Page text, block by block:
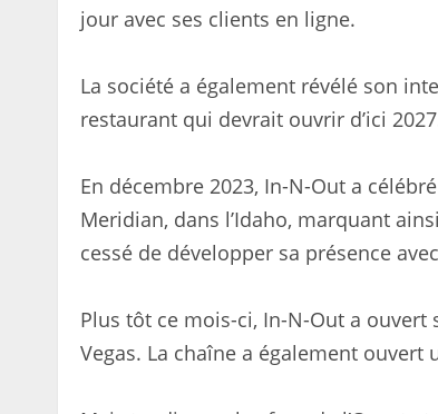
jour avec ses clients en ligne.
La société a également révélé son
restaurant qui devrait ouvrir d’ici
En décembre 2023, In-N-Out a
Meridian, dans l’Idaho, marquant
cessé de développer sa présence
Plus tôt ce mois-ci, In-N-Out a
Vegas. La chaîne a également